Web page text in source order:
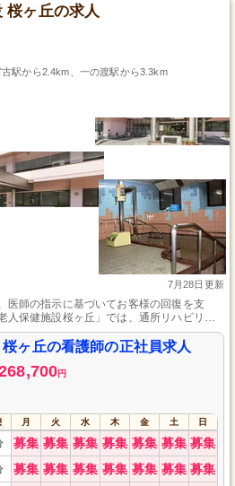
桜ヶ丘の求人
駅から2.4km、一の渡駅から3.3km
7月28日更新
医師の指示に基づいてお客様の回復を支
人保健施設桜ヶ丘」では、通所リハビリと
ヶ丘の看護師の正社員求人
円
月 火 水 木 金 土 日
募集 募集 募集 募集 募集 募集 募集
募集 募集 募集 募集 募集 募集 募集